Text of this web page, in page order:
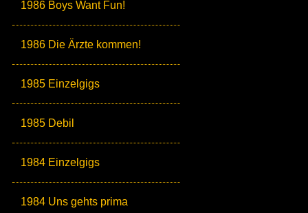
1986 Boys Want Fun!
1986 Die Ärzte kommen!
1985 Einzelgigs
1985 Debil
1984 Einzelgigs
1984 Uns gehts prima